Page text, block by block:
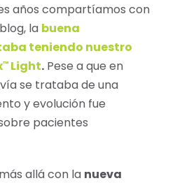
años compartíamos con
la buena
teniendo nuestro
™ Light. Pese a que en
se trataba de una
y evolución fue
pacientes
allá con la nueva